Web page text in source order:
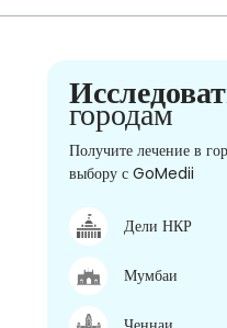
городам
Получите лечение в
выбору с GoMedii
Дели НКР
Мумбаи